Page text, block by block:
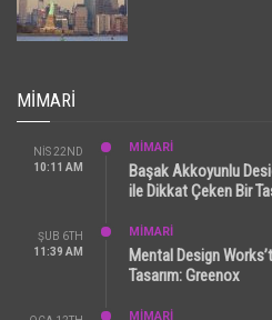
MIMARI
NIS 22ND
10:11 AM
MİMARİ
Başak Akkoyunlu
ile Dikkat Çeken Bir
ŞUB 6TH
11:39 AM
MİMARİ
Mental Design
Tasarım: Greenox
MİMARİ